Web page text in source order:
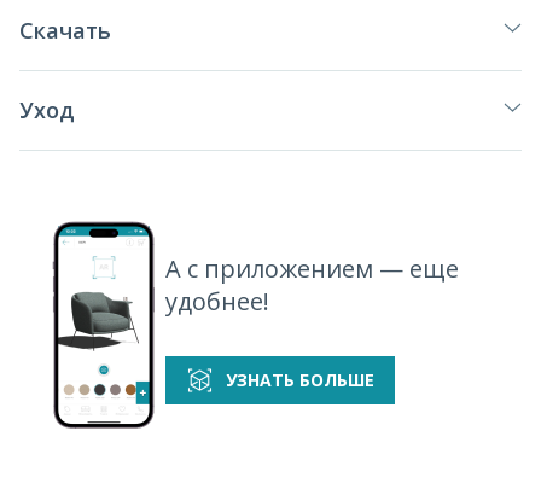
Скачать
Уход
А с приложением — еще
удобнее!
УЗНАТЬ БОЛЬШЕ